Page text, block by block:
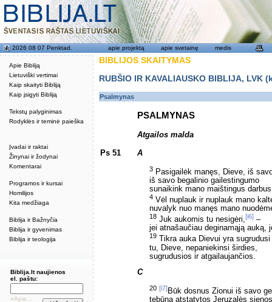
Apie Bibliją
Lietuviški vertimai
Kaip skaityti Bibliją
Kaip įsigyti Bibliją
Tekstų palyginimas
Rodyklės ir teminė paieška
Įvadai ir raktai
Žinynai ir žodynai
Komentarai
Programos ir kursai
Homilijos
Kita medžiaga
Biblija ir Bažnyčia
Biblija ir gyvenimas
Biblija ir teologija
2026 08 07 Penktad. apie projektą apie svetainę medis
Biblija.lt naujienos
el. paštu:
»Apie...
BIBLIJOS SKAITYMAS
RUBŠIO IR KAVALIAUSKO BIBLIJA,
Psalmynas
PSALMYNAS
Atgailos malda
Ps 51 A
3 Pasigailėk manęs, Dieve, iš
iš savo begalinio gailestingumo
sunaikink mano maištingus
4 Vėl nuplauk ir nuplauk mano
nuvalyk nuo manęs mano
18 Juk aukomis tu nesigėri,[i6] –
jei atnašaučiau deginamąją auką,
19 Tikra auka Dievui yra
tu, Dieve, nepaniekinsi širdies,
sugrudusios ir atgailaujančios.
C
20 [i7]Būk dosnus Zionui iš savo
tebūna atstatytos Jeruzalės